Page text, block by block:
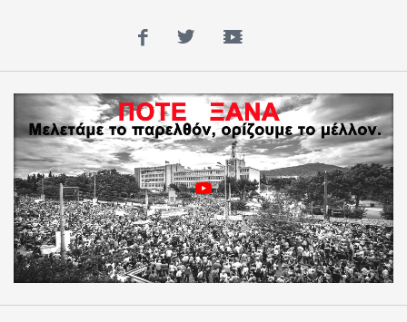
Facebook
TwitterYouTube